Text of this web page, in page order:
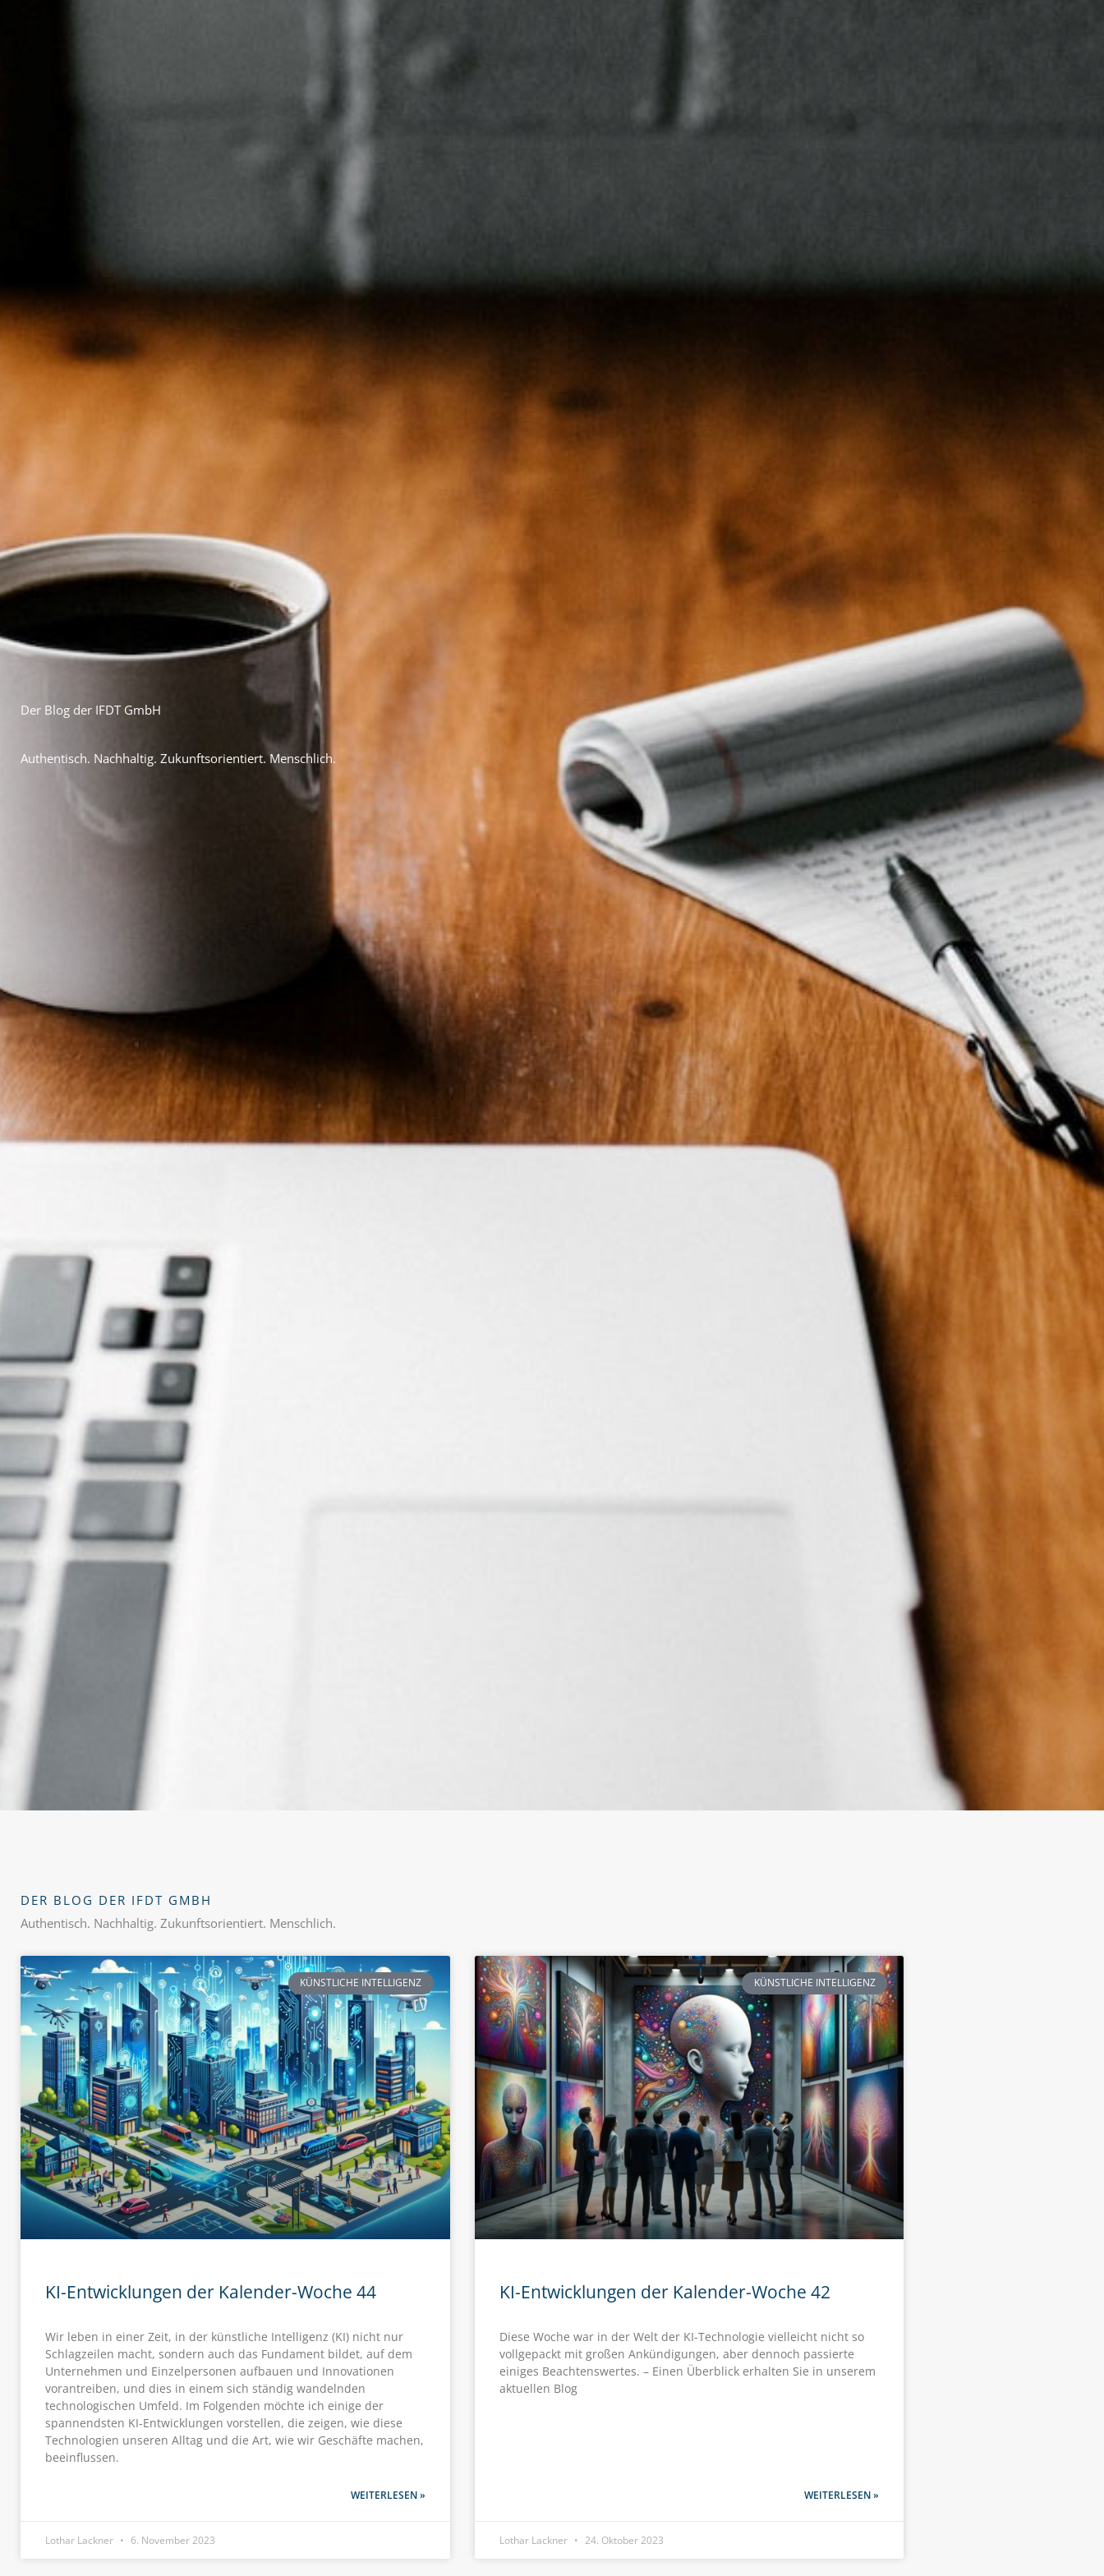
Der Blog der IFDT GmbH
Authentisch. Nachhaltig. Zukunftsorientiert. Menschlich.
DER BLOG DER IFDT GMBH
Authentisch. Nachhaltig. Zukunftsorientiert. Menschlich.
KÜNSTLICHE INTELLIGENZ
KI-Entwicklungen der Kalender-Woche 44
Wir leben in einer Zeit, in der künstliche Intelligenz (KI) nicht nur
Schlagzeilen macht, sondern auch das Fundament bildet, auf dem
Unternehmen und Einzelpersonen aufbauen und Innovationen
vorantreiben, und dies in einem sich ständig wandelnden
technologischen Umfeld. Im Folgenden möchte ich einige der
spannendsten KI-Entwicklungen vorstellen, die zeigen, wie diese
Technologien unseren Alltag und die Art, wie wir Geschäfte machen,
beeinflussen.
WEITERLESEN »
Lothar Lackner 6. November 2023
KÜNSTLICHE INTELLIGENZ
KI-Entwicklungen der Kalender-Woche 42
Diese Woche war in der Welt der KI-Technologie vielleicht nicht so
vollgepackt mit großen Ankündigungen, aber dennoch passierte
einiges Beachtenswertes. – Einen Überblick erhalten Sie in unserem
aktuellen Blog
WEITERLESEN »
Lothar Lackner 24. Oktober 2023